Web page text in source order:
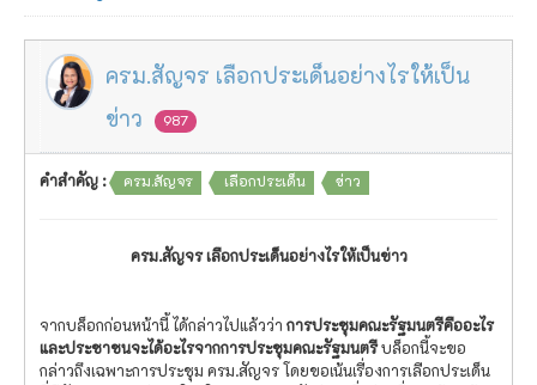
ครม.สัญจร เลือกประเด็นอย่างไรให้เป็น
ข่าว
987
คำสำคัญ : ครม.สัญจร เลือกประเด็น ข่าว
ครม.สัญจร เลือกประเด็นอย่างไรให้เป็นข่าว
จากบล็อกก่อนหน้านี้ ได้กล่าวไปแล้วว่า การประชุมคณะรัฐมนตรีคืออะไร
และประชาชนจะได้อะไรจากการประชุมคณะรัฐมนตรีบล็อกนี้จะขอ
กล่าวถึงเฉพาะการประชุม ครม.สัญจร โดยขอเน้นเรื่องการเลือกประเด็น